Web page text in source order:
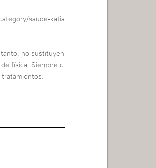
saude-katia
no sustituyen
física. Siempre c
tratamientos.